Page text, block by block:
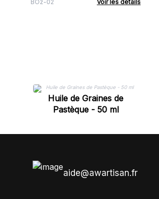
BOz-02 Voir les détails
Huile de Graines de
Pastèque - 50 ml
aide@awartisan.fr